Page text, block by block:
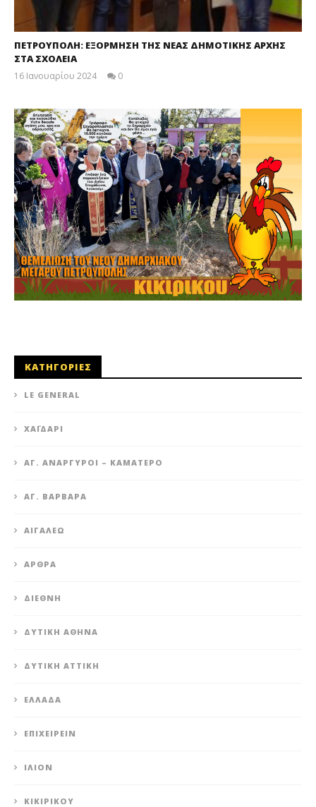
ΠΕΤΡΟΥΠΟΛΗ: ΕΞΟΡΜΗΣΗ ΤΗΣ ΝΕΑΣ ΔΗΜΟΤΙΚΗΣ ΑΡΧΗΣ
ΣΤΑ ΣΧΟΛΕΙΑ
16 Ιανουαρίου 2024
0
ΚΑΤΗΓΟΡΙΕΣ
LE GENERAL
XΑΪΔΆΡΙ
ΆΓ. ΑΝΆΡΓΥΡΟΙ – KΑΜΑΤΕΡΌ
ΑΓ. ΒΑΡΒΆΡΑ
ΑΙΓΆΛΕΩ
ΆΡΘΡΑ
ΔΙΕΘΝΉ
ΔΥΤΙΚΉ ΑΘΉΝΑ
ΔΥΤΙΚΉ ΑΤΤΙΚΉ
ΕΛΛΆΔΑ
ΕΠΙΧΕΙΡΕΊΝ
ΊΛΙΟΝ
ΚΙΚΙΡΙΚΟΥ